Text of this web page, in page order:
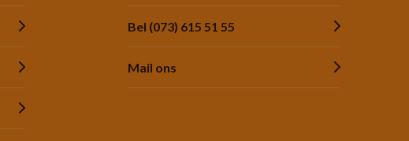
Bel (073) 615 51 55
Mail ons